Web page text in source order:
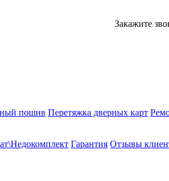
Закажите
пошив Перетяжка дверных карт
Гарантия Отзывы